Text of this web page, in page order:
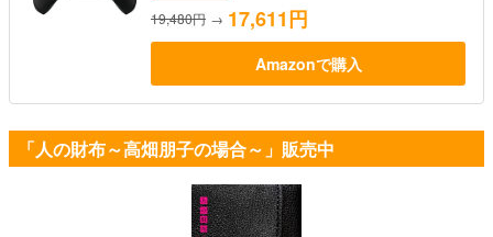
19,480円 → 17,611円
Amazonで購入
「人の財布～高畑朋子の場合～」販売中